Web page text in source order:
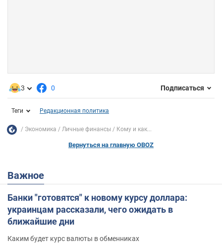
3 0 Подписаться
Теги Редакционная политика
Экономика Личные финансы Кому и как...
Вернуться на главную OBOZ
Важное
Банки "готовятся" к новому курсу доллара:
украинцам рассказали, чего ожидать в
ближайшие дни
Каким будет курс валюты в обменниках